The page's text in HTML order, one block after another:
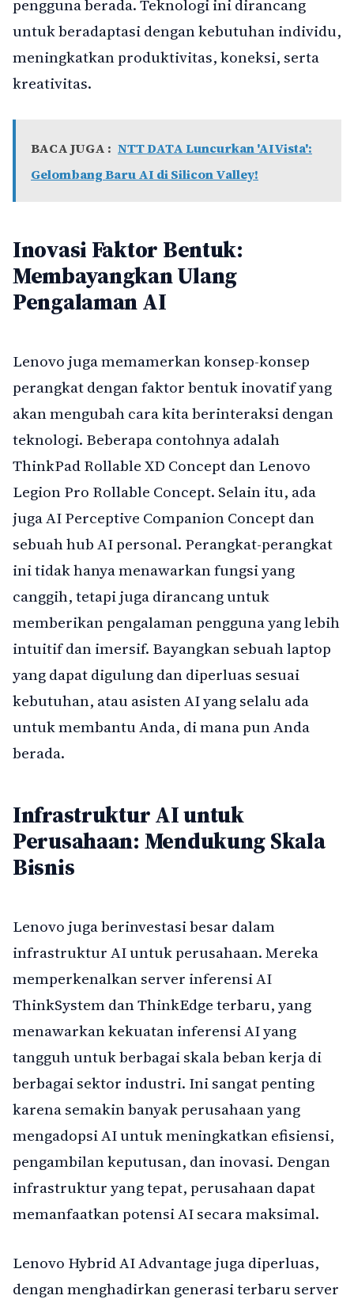
pengguna berada. Teknologi ini dirancang
untuk beradaptasi dengan kebutuhan individu,
meningkatkan produktivitas, koneksi, serta
kreativitas.
BACA JUGA : NTT DATA Luncurkan 'AIVista':
Gelombang Baru AI di Silicon Valley!
Inovasi Faktor Bentuk:
Membayangkan Ulang
Pengalaman AI
Lenovo juga memamerkan konsep-konsep
perangkat dengan faktor bentuk inovatif yang
akan mengubah cara kita berinteraksi dengan
teknologi. Beberapa contohnya adalah
ThinkPad Rollable XD Concept dan Lenovo
Legion Pro Rollable Concept. Selain itu, ada
juga AI Perceptive Companion Concept dan
sebuah hub AI personal. Perangkat-perangkat
ini tidak hanya menawarkan fungsi yang
canggih, tetapi juga dirancang untuk
memberikan pengalaman pengguna yang lebih
intuitif dan imersif. Bayangkan sebuah laptop
yang dapat digulung dan diperluas sesuai
kebutuhan, atau asisten AI yang selalu ada
untuk membantu Anda, di mana pun Anda
berada.
Infrastruktur AI untuk
Perusahaan: Mendukung Skala
Bisnis
Lenovo juga berinvestasi besar dalam
infrastruktur AI untuk perusahaan. Mereka
memperkenalkan server inferensi AI
ThinkSystem dan ThinkEdge terbaru, yang
menawarkan kekuatan inferensi AI yang
tangguh untuk berbagai skala beban kerja di
berbagai sektor industri. Ini sangat penting
karena semakin banyak perusahaan yang
mengadopsi AI untuk meningkatkan efisiensi,
pengambilan keputusan, dan inovasi. Dengan
infrastruktur yang tepat, perusahaan dapat
memanfaatkan potensi AI secara maksimal.
Lenovo Hybrid AI Advantage juga diperluas,
dengan menghadirkan generasi terbaru server